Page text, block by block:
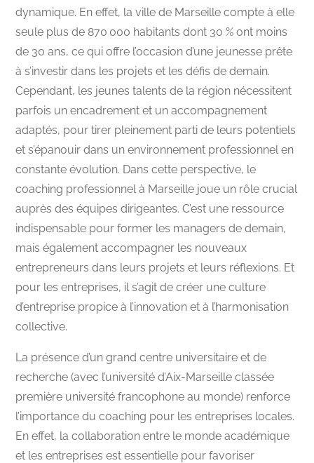
dynamique. En effet, la ville de Marseille compte à elle
seule plus de 870 000 habitants dont 30 % ont moins
de 30 ans, ce qui offre l’occasion d’une jeunesse prête
à s’investir dans les projets et les défis de demain.
Cependant, les jeunes talents de la région nécessitent
parfois un encadrement et un accompagnement
adaptés, pour tirer pleinement parti de leurs potentiels
et s’épanouir dans un environnement professionnel en
constante évolution. Dans cette perspective, le
coaching professionnel à Marseille joue un rôle crucial
auprès des équipes dirigeantes. C’est une ressource
indispensable pour former les managers de demain,
mais également accompagner les nouveaux
entrepreneurs dans leurs projets et leurs réflexions. Et
pour les entreprises, il s’agit de créer une culture
d’entreprise propice à l’innovation et à l’harmonisation
collective.
La présence d’un grand centre universitaire et de
recherche (avec l’université d’Aix-Marseille classée
première université francophone au monde) renforce
l’importance du coaching pour les entreprises locales.
En effet, la collaboration entre le monde académique
et les entreprises est essentielle pour favoriser